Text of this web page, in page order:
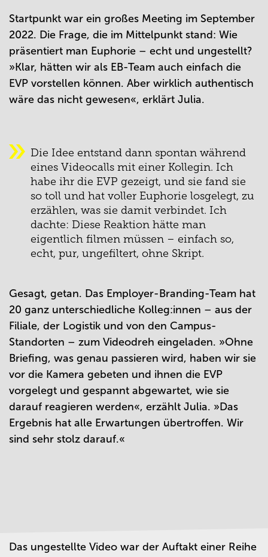
Startpunkt war ein großes Meeting im September
2022. Die Frage, die im Mittelpunkt stand: Wie
präsentiert man Euphorie – echt und ungestellt?
»Klar, hätten wir als EB-Team auch einfach die
EVP vorstellen können. Aber wirklich authentisch
wäre das nicht gewesen«, erklärt Julia.
Die Idee entstand dann spontan während
eines Videocalls mit einer Kollegin. Ich
habe ihr die EVP gezeigt, und sie fand sie
so toll und hat voller Euphorie losgelegt, zu
erzählen, was sie damit verbindet. Ich
dachte: Diese Reaktion hätte man
eigentlich filmen müssen – einfach so,
echt, pur, ungefiltert, ohne Skript.
Gesagt, getan. Das Employer-Branding-Team hat
20 ganz unterschiedliche Kolleg:innen – aus der
Filiale, der Logistik und von den Campus-
Standorten – zum Videodreh eingeladen. »Ohne
Briefing, was genau passieren wird, haben wir sie
vor die Kamera gebeten und ihnen die EVP
vorgelegt und gespannt abgewartet, wie sie
darauf reagieren werden«, erzählt Julia. »Das
Ergebnis hat alle Erwartungen übertroffen. Wir
sind sehr stolz darauf.«
Das ungestellte Video war der Auftakt einer Reihe